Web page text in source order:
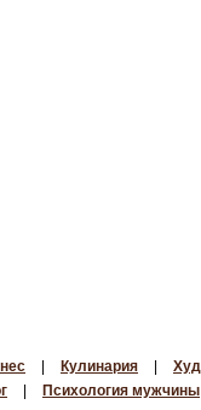
Кулинария
Психология мужчины